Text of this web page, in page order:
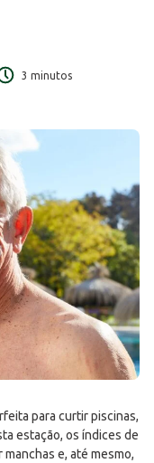
3 minutos
para curtir piscinas,
estação, os índices de
e, até mesmo,